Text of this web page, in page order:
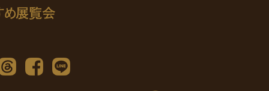
展覧会
Facebook LINE